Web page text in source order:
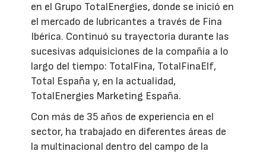
en el Grupo TotalEnergies, donde se inició en
el mercado de lubricantes a través de Fina
Ibérica. Continuó su trayectoria durante las
sucesivas adquisiciones de la compañía a lo
largo del tiempo: TotalFina, TotalFinaElf,
Total España y, en la actualidad,
TotalEnergies Marketing España.
Con más de 35 años de experiencia en el
sector, ha trabajado en diferentes áreas de
la multinacional dentro del campo de la